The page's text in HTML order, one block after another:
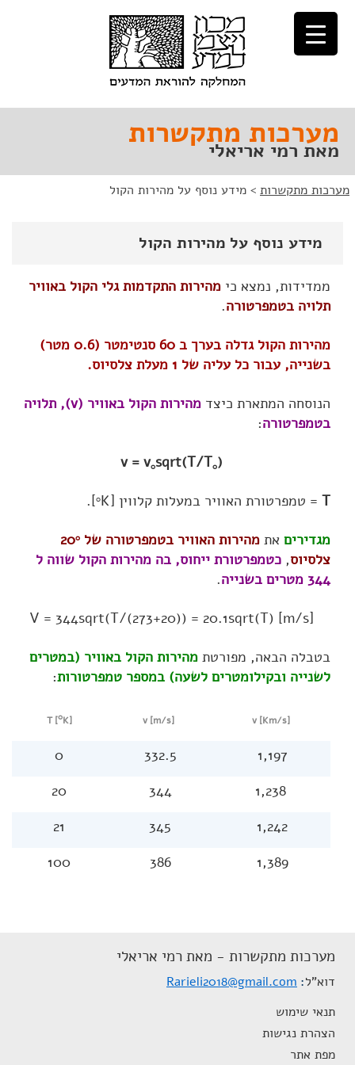
לתוכן
לניווט
מערכות מתקשרות
מאת רמי אריאלי
מערכות מתקשרות > מידע נוסף על מהירות הקול
מידע נוסף על מהירות הקול
ממדידות, נמצא כי מהירות התקדמות גלי הקול באוויר
תלויה בטמפרטורה.
מהירות הקול גדלה בערך ב 60 סנטימטר (0.6 מטר)
בשנייה, עבור כל עליה של 1 מעלת צלסיוס.
הנוסחה המתארת כיצד
מהירות הקול באוויר (v), תלויה
בטמפרטורה:
v = v0sqrt(T/T0)
T = טמפרטורת האוויר במעלות קלווין [ 0K].
מגדירים את מהירות האוויר בטמפרטורה של 20 0
צלסיוס, כטמפרטורת ייחוס, בה מהירות הקול שווה ל
344 מטרים בשנייה
.
V = 344sqrt(T/(273+20)) = 20.1sqrt(T) [m/s]
בטבלה הבאה, מפורטת מהירות הקול באוויר (במטרים
לשנייה ובקילומטרים לשעה) במספר טמפרטורות:
[v [Km/s
[v [m/s
T [0K]
1,197
332.5
0
1,238
344
20
1,242
345
21
1,389
386
100
מערכות מתקשרות - מאת רמי אריאלי
דוא"ל Rarieli2018@gmail.com
תנאי שימוש
הצהרת נגישות
מפת אתר